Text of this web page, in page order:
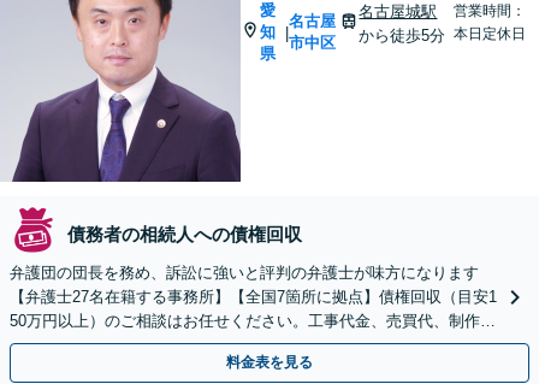
愛
知
県
|
名古屋
市中区
名古屋城駅
から徒歩5分
営業時間：
本日定休日
債務者の相続人への債権回収
弁護団の団長を務め、訴訟に強いと評判の弁護士が味方になります
【弁護士27名在籍する事務所】【全国7箇所に拠点】債権回収（目安1
50万円以上）のご相談はお任せください。工事代金、売買代、制作
費、家賃滞納など【久屋大通駅5分】【ビデオ面談可】
料金表を見る